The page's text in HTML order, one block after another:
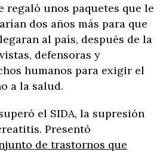
regaló unos paquetes que le
dos años más para que
al país, después de la
defensoras y
humanos para exigir el
a la salud.
el SIDA, la supresión
Presentó
de trastornos que